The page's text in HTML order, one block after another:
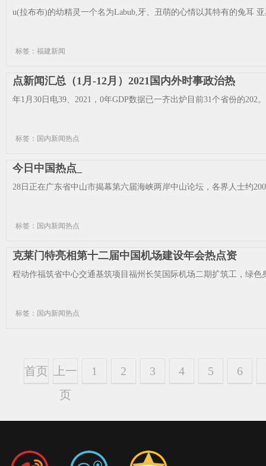
u(拉布布)的幼精灵一个名为Labub,牙、丑萌的心情以其特有的兔耳
标签：福建新闻
点新闻汇总（1月-12月）2021国内外时事政治热
年1月30日电39、2021，0年GDP数据已一齐出炉目前31个省份的202
标签：国内新闻热点
今日中国热点_
28日正在广东省中山市揭幕第六届海峡两岸中山论坛，各界人士约
标签：国内新闻热点
克莱门特亮相第十二届中国机场建设年会热点资
程动作福筑省中心交通基筑项目福州长笑国际机场二期扩筑工，绿
标签：国内新闻热点
首页
上一
页
1 2 3 4 5 6